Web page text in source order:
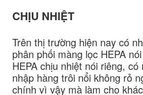
CHỊU NHIỆT
Trên thị trường hiện nay có
phân phối màng lọc HEPA
HEPA chịu nhiệt nói riêng, có
nhập hàng trôi nổi không rỏ
chính vì vậy mà làm cho